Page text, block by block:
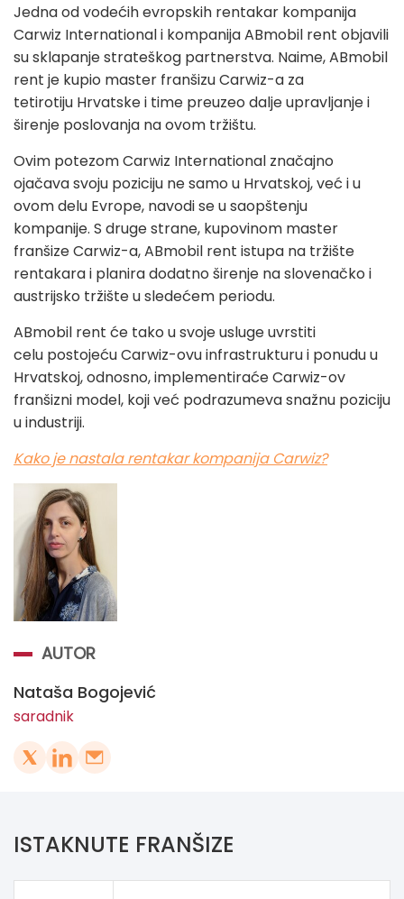
Jedna od vodećih evropskih rentakar kompanija
Carwiz International i kompanija ABmobil rent objavili
su sklapanje strateškog partnerstva. Naime, ABmobil
rent je kupio master franšizu Carwiz-a za
tetirotiju Hrvatske i time preuzeo dalje upravljanje i
širenje poslovanja na ovom tržištu.
Ovim potezom Carwiz International značajno
ojačava svoju poziciju ne samo u Hrvatskoj, već i u
ovom delu Evrope, navodi se u saopštenju
kompanije. S druge strane, kupovinom master
franšize Carwiz-a, ABmobil rent istupa na tržište
rentakara i planira dodatno širenje na slovenačko i
austrijsko tržište u sledećem periodu.
ABmobil rent će tako u svoje usluge uvrstiti
celu postojeću Carwiz-ovu infrastrukturu i ponudu u
Hrvatskoj, odnosno, implementiraće Carwiz-ov
franšizni model, koji već podrazumeva snažnu poziciju
u industriji.
Kako je nastala rentakar kompanija Carwiz?
AUTOR
Nataša Bogojević
saradnik
ISTAKNUTE FRANŠIZE